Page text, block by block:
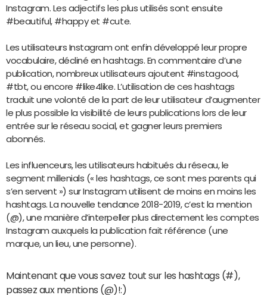
Instagram. Les adjectifs les plus utilisés sont ensuite
#beautiful, #happy et #cute.
Les utilisateurs Instagram ont enfin développé leur propre
vocabulaire, décliné en hashtags. En commentaire d’une
publication, nombreux utilisateurs ajoutent #instagood,
#tbt, ou encore #like4like. L’utilisation de ces hashtags
traduit une volonté de la part de leur utilisateur d’augmenter
le plus possible la visibilité de leurs publications lors de leur
entrée sur le réseau social, et gagner leurs premiers
abonnés.
Les influenceurs, les utilisateurs habitués du réseau, le
segment millenials (« les hashtags, ce sont mes parents qui
s’en servent ») sur Instagram utilisent de moins en moins les
hashtags. La nouvelle tendance 2018-2019, c’est la mention
(@), une manière d’interpeller plus directement les comptes
Instagram auxquels la publication fait référence (une
marque, un lieu, une personne).
Maintenant que vous savez tout sur les hashtags (#),
passez aux mentions (@)!:)